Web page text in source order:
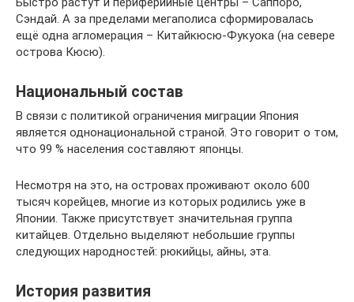
Сэндай. А за пределами мегаполиса сформировалась
ещё одна агломерация – Китайкюсю-Фукуока (на севере
острова Кюсю).
Национальный состав
В связи с политикой ограничения миграции Япония
является однонациональной страной. Это говорит о том,
что 99 % населения составляют японцы.
Несмотря на это, на островах проживают около 600
тысяч корейцев, многие из которых родились уже в
Японии. Также присутствует значительная группа
китайцев. Отдельно выделяют небольшие группы
следующих народностей: рюкийцы, айны, эта.
История развития